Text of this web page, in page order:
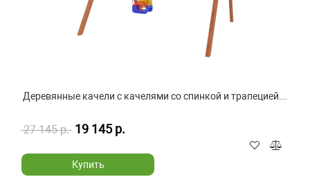
Деревянные качели с качелями со спинкой и трапецией...
27 145 р. 19 145 р.
Купить